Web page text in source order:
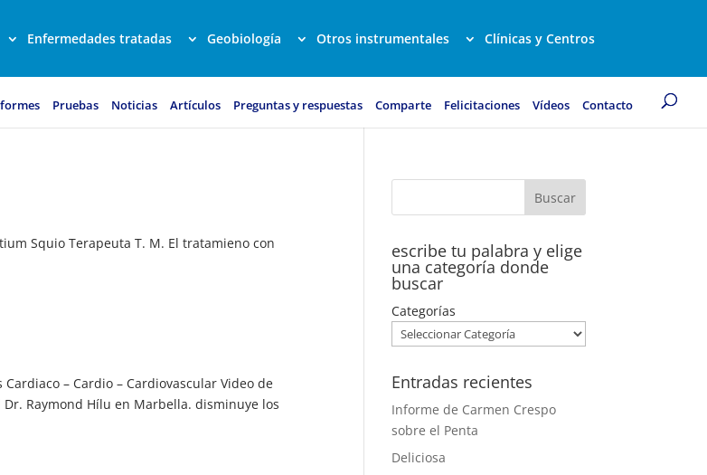
Enfermedades tratadas Geobiología Otros instrumentales
Clínicas y Centros
Pruebas Noticias Artículos Preguntas y respuestas Comparte Felicitaciones Vídeos Contacto
Squio Terapeuta T. M. El tratamieno con
– Cardio – Cardiovascular Video de
Raymond Hílu en Marbella. disminuye los
escribe tu palabra y elige
una categoría donde
buscar
Categorías
Entradas recientes
Informe de Carmen Crespo
sobre el Penta
Deliciosa